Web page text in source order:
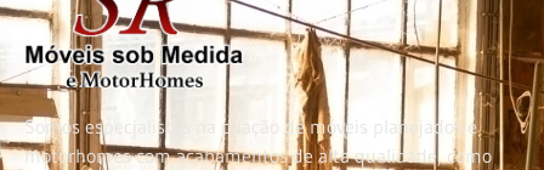
Somos especialistas na criação de móveis planejados e
motorhomes com acabamentos de alta qualidade, como